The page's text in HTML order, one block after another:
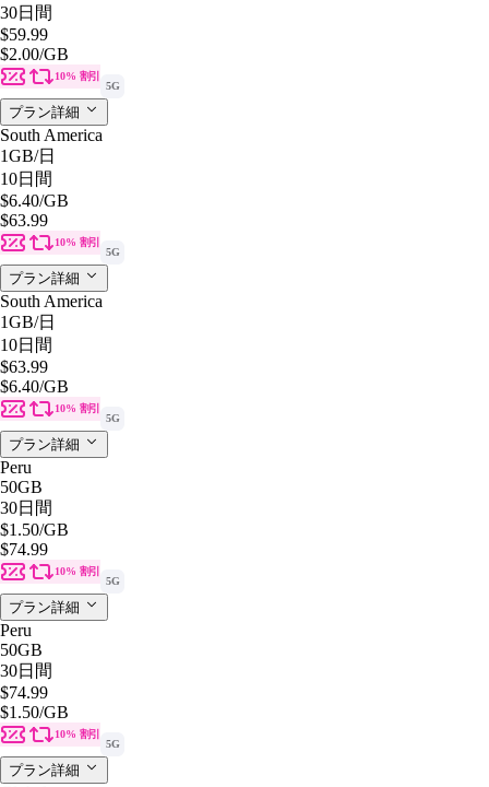
30日間
$59.99
$2.00/GB
10% 割引
5G
プラン詳細
South America
1GB/日
10日間
$6.40/GB
$63.99
10% 割引
5G
プラン詳細
South America
1GB/日
10日間
$63.99
$6.40/GB
10% 割引
5G
プラン詳細
Peru
50GB
30日間
$1.50/GB
$74.99
10% 割引
5G
プラン詳細
Peru
50GB
30日間
$74.99
$1.50/GB
10% 割引
5G
プラン詳細